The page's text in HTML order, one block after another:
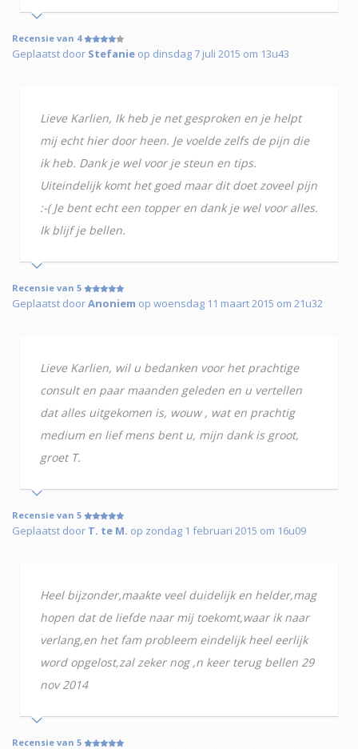
Recensie van 4
Geplaatst door Stefanie op dinsdag 7 juli 2015 om 13u43
Lieve Karlien, Ik heb je net gesproken en je helpt
mij echt hier door heen. Je voelde zelfs de pijn die
ik heb. Dank je wel voor je steun en tips.
Uiteindelijk komt het goed maar dit doet zoveel pijn
:-( Je bent echt een topper en dank je wel voor alles.
Ik blijf je bellen.
Recensie van 5
Geplaatst doorAnoniem op woensdag 11 maart 2015 om 21u32
Lieve Karlien, wil u bedanken voor het prachtige
consult en paar maanden geleden en u vertellen
dat alles uitgekomen is, wouw , wat en prachtig
medium en lief mens bent u, mijn dank is groot,
groet T.
Recensie van 5
Geplaatst door T. te M. op zondag 1 februari 2015 om 16u09
Heel bijzonder,maakte veel duidelijk en helder,mag
hopen dat de liefde naar mij toekomt,waar ik naar
verlang,en het fam probleem eindelijk heel eerlijk
word opgelost,zal zeker nog ,n keer terug bellen 29
nov 2014
Recensie van 5